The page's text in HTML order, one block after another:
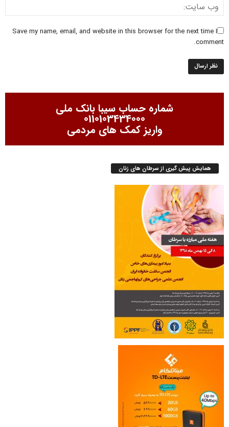
Save my name, email, and website in this browser for the next time I
comment.
شماره حساب سیبا بانک ملی
0110103434000
واریز کمک های مردمی
همایش پیش گیری از سرطان های زنان